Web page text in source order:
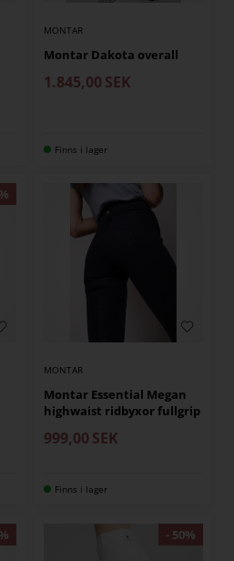
MONTAR
Montar Dakota overall
1.845,00 SEK
Finns i lager
MONTAR
Montar Essential Megan
highwaist ridbyxor fullgrip
999,00 SEK
Finns i lager